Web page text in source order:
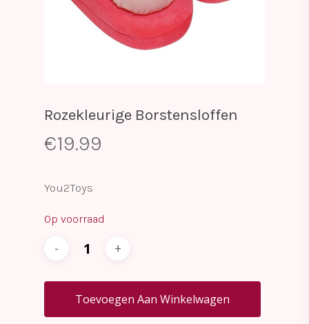
Rozekleurige Borstensloffen
€19.99
You2Toys
Op voorraad
Toevoegen Aan Winkelwagen